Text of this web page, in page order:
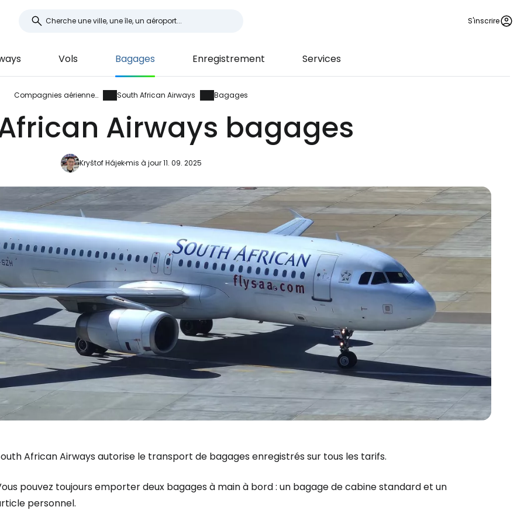
S'inscrire
Vols Bagages Enregistrement Services
Compagnies aériennes South African Airways Bagages
Airways bagages
Kryštof Hájekmis à jour 11. 09. 2025
African Airways autorise le transport de bagages enregistrés sur tous les tarifs.
pouvez toujours emporter deux bagages à main à bord : un bagage de cabine standard et un
personnel.